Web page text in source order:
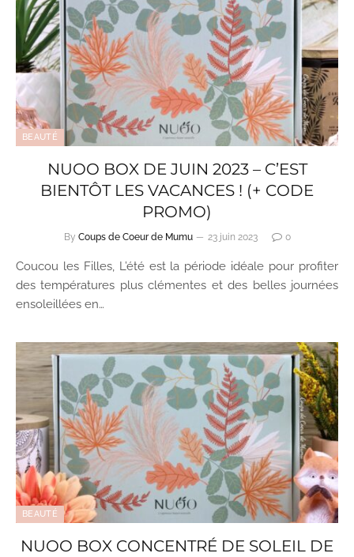
BEAUTÉ
NUOO BOX DE JUIN 2023 – C’EST
BIENTÔT LES VACANCES ! (+ CODE
PROMO)
By Coups de Coeur de Mumu 23 juin 2023 0
Coucou les Filles, L’été est la période idéale pour profiter
des températures plus clémentes et des belles journées
ensoleillées en…
BEAUTÉ
NUOO BOX CONCENTRÉ DE SOLEIL DE